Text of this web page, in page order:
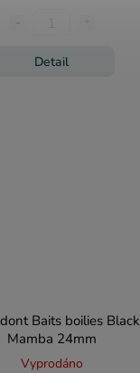
Detail
Baits boilies Black
Mamba 24mm
Vyprodáno